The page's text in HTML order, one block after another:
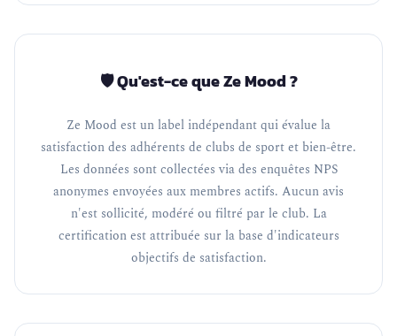
🛡️ Qu'est-ce que Ze Mood ?
Ze Mood est un label indépendant qui évalue la
satisfaction des adhérents de clubs de sport et bien-être.
Les données sont collectées via des enquêtes NPS
anonymes envoyées aux membres actifs. Aucun avis
n'est sollicité, modéré ou filtré par le club. La
certification est attribuée sur la base d'indicateurs
objectifs de satisfaction.